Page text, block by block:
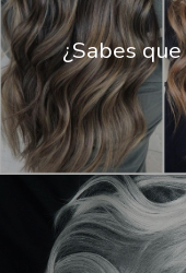
¿Sabes